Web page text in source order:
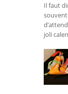
Il faut
joli